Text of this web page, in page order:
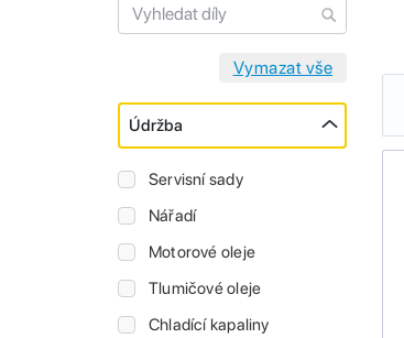
Údržba
Servisní sady
Nářadí
Motorové oleje
Tlumičové oleje
Chladící kapaliny